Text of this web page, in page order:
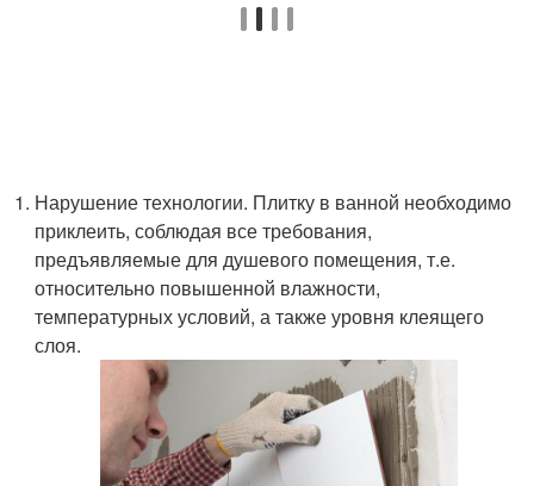
Нарушение технологии. Плитку в ванной необходимо
приклеить, соблюдая все требования,
предъявляемые для душевого помещения, т.е.
относительно повышенной влажности,
температурных условий, а также уровня клеящего
слоя.